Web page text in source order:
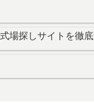
場探しサイトを徹底